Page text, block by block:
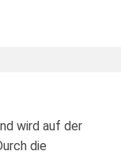
wird auf der
die